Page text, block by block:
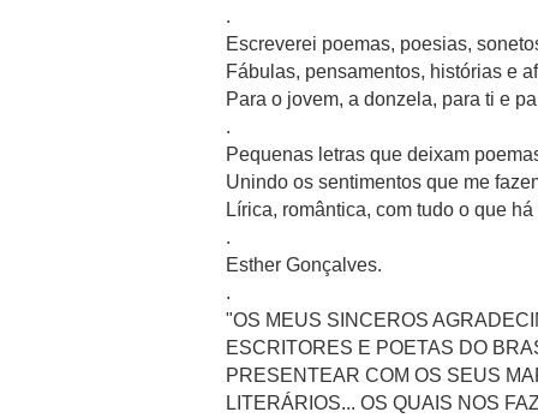
.
Escreverei poemas, poesias,
Fábulas, pensamentos, histórias e
Para o jovem, a donzela, para ti e
.
Pequenas letras que deixam
Unindo os sentimentos que me
Lírica, romântica, com tudo o que há
.
Esther Gonçalves.
.
"OS MEUS SINCEROS
ESCRITORES E POETAS DO
PRESENTEAR COM OS SEUS
LITERÁRIOS... OS QUAIS NOS